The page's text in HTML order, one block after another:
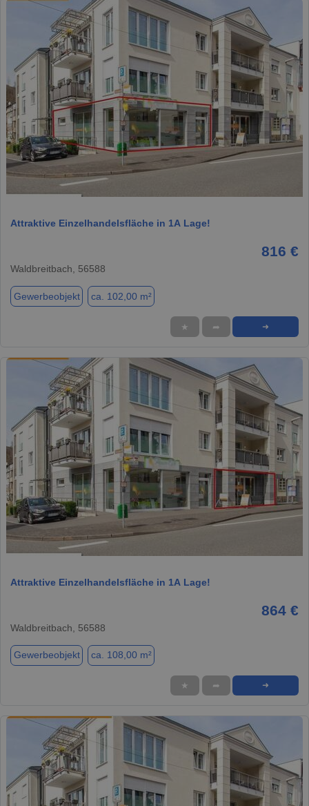
Attraktive Einzelhandelsfläche in 1A Lage!
816 €
Waldbreitbach, 56588
Gewerbeobjekt ca. 102,00 m²
★ ➦ ➜
Attraktive Einzelhandelsfläche in 1A Lage!
864 €
Waldbreitbach, 56588
Gewerbeobjekt ca. 108,00 m²
★ ➦ ➜